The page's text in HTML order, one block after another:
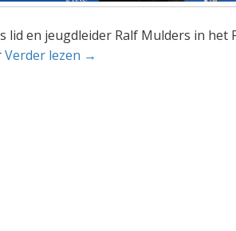
lid en jeugdleider Ralf Mulders in
Verder lezen Prins Ralf I nieuwe
→